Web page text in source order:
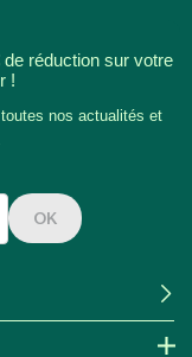
réduction sur votre
!
nos actualités et
OK